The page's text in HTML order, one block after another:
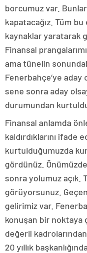
borcumuz var.
kapatacağız. Tüm
kaynaklar yaratarak
Finansal
ama tünelin
Fenerbahçe’ye aday
sene sonra aday
durumundan
Finansal anlamda
kaldırdıklarını ifade
kurtulduğumuzda
gördünüz.
sonra yolumuz açık.
görüyorsunuz.
gelirimiz var.
konuşan bir noktaya
değerli kadrolarından
20 yıllık